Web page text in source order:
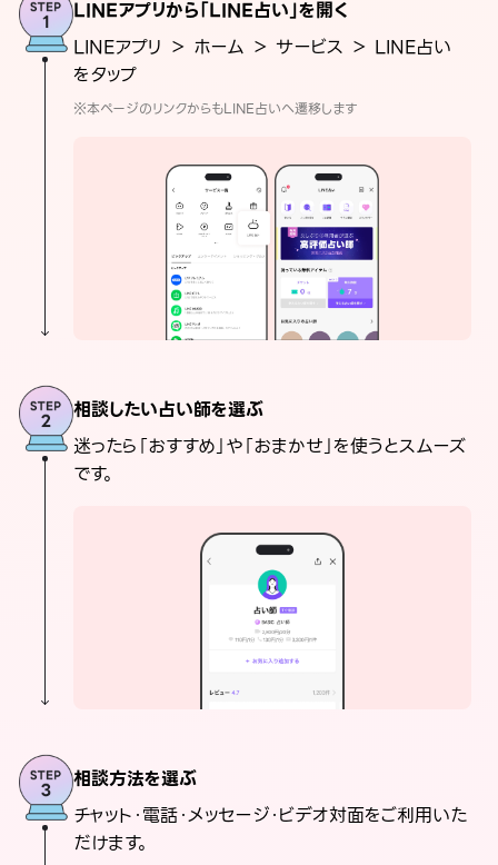
LINEアプリから「LINE占い」を開く
LINEアプリ ＞ ホーム ＞ サービス ＞ LINE占い
をタップ
※本ページのリンクからもLINE占いへ遷移します
相談したい占い師を選ぶ
迷ったら「おすすめ」や「おまかせ」を使うとスムーズ
です。
相談方法を選ぶ
チャット・電話・メッセージ・ビデオ対面をご利用いた
だけます。